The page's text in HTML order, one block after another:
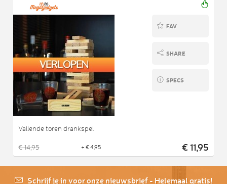
FAV
SHARE
SPECS
Vallende toren drankspel
€ 14,95 + € 4,95 € 11,95
Schrijf je in voor onze nieuwsbrief - Helemaal gratis!